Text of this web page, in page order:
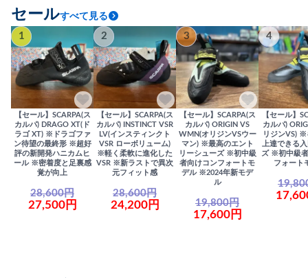
セールすべて見る
1
【セール】SCARPA(ス
カルパ) DRAGO XT(ド
ラゴ XT) ※ドラゴファ
ン待望の最終形 ※超好
評の新開発ハニカムヒ
ール ※密着度と足裏感
覚が向上
28,600円
27,500円
2
【セール】SCARPA(ス
カルパ) INSTINCT VSR
LV(インスティンクト
VSR ローボリューム)
※軽く柔軟に進化した
VSR ※新ラストで異次
元フィット感
28,600円
24,200円
3
【セール】SCARPA(ス
カルパ) ORIGIN VS
WMN(オリジンVSウー
マン) ※最高のエント
リーシューズ ※初中級
者向けコンフォートモ
デル ※2024年新モデ
ル
19,800円
17,600円
4
【セール】
カルパ)
リジンVS) ※
上達できる
ズ ※初中級
フォート